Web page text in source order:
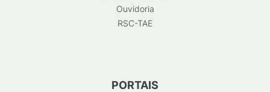
Ouvidoria
RSC-TAE
PORTAIS